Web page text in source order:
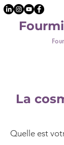
La
Quelle est